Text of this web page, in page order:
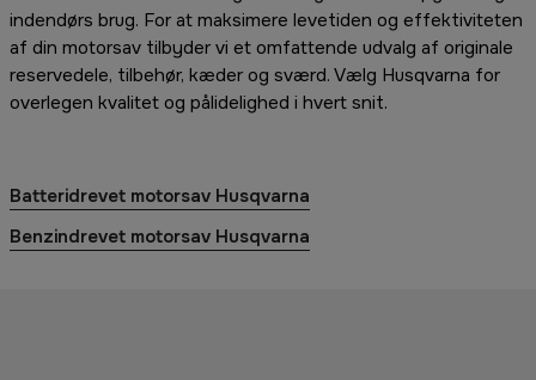
indendørs brug. For at maksimere levetiden og effektiviteten
af din motorsav tilbyder vi et omfattende udvalg af originale
reservedele, tilbehør, kæder og sværd. Vælg Husqvarna for
overlegen kvalitet og pålidelighed i hvert snit.
Batteridrevet motorsav Husqvarna
Benzindrevet motorsav Husqvarna